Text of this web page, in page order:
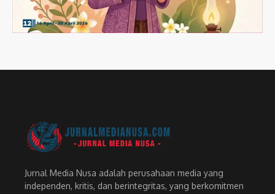
Jurnal Media Nusa adalah perusahaan media yang
independen, kritis, dan berintegritas, yang berkomitmen